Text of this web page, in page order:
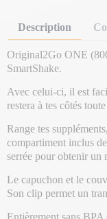
Description
Original2Go ONE
SmartShake.
Avec celui-ci, il est
restera à tes côtés
Range tes
compartiment inclus
serrée pour obtenir un
Le capuchon et le
Son clip permet un
Entièrement sans